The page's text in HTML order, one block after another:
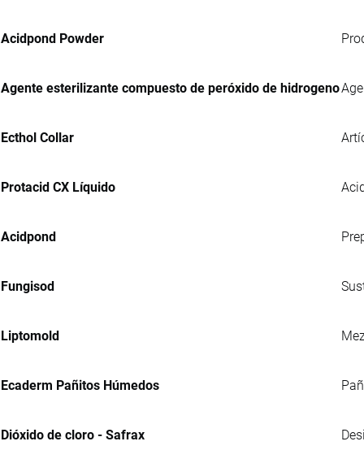
Acidpond Powder
Agente esterilizante compuesto de peróxido de hidrogeno
Ecthol Collar
Protacid CX Líquido
Acidpond
Fungisod
Liptomold
Ecaderm Pañitos Húmedos
Dióxido de cloro - Safrax